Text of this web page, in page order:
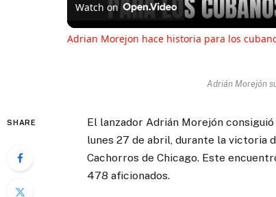
Watch on
Adrian Morejon hace historia para los
Adrián Morejón
SHARE
El lanzador Adrián Morejón
lunes 27 de abril, durante la victoria
Cachorros de Chicago. Este
478 aficionados.